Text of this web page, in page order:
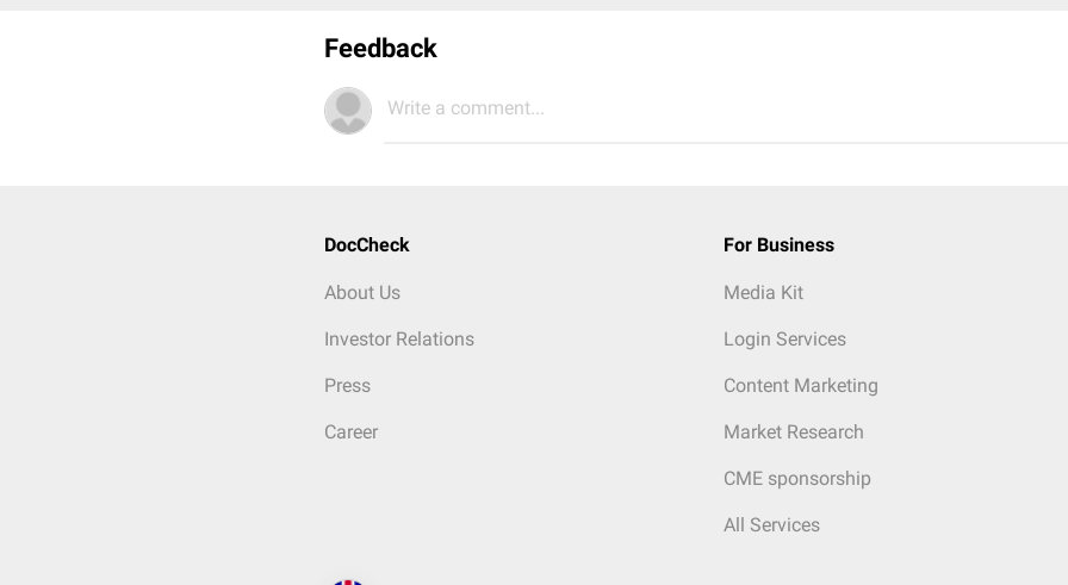
Feedback
Write a comment...
DocCheck
About Us
Investor Relations
Press
Career
For Business
Media Kit
Login Services
Content Marketing
Market Research
CME sponsorship
All Services